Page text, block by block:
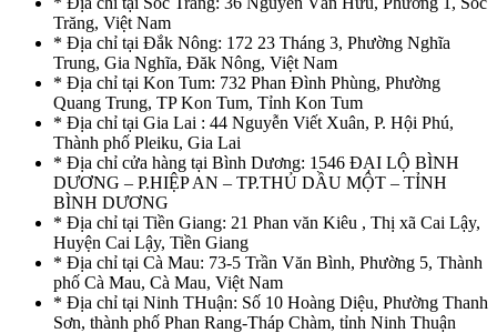
Trăng, Việt Nam
* Địa chỉ tại Đắk Nông: 172 23 Tháng 3, Phường Nghĩa
Trung, Gia Nghĩa, Đăk Nông, Việt Nam
* Địa chỉ tại Kon Tum: 732 Phan Đình Phùng, Phường
Quang Trung, TP Kon Tum, Tỉnh Kon Tum
* Địa chỉ tại Gia Lai : 44 Nguyễn Viết Xuân, P. Hội Phú,
Thành phố Pleiku, Gia Lai
* Địa chỉ cửa hàng tại Bình Dương: 1546 ĐẠI LỘ BÌNH
DƯƠNG – P.HIỆP AN – TP.THỦ DẦU MỘT – TỈNH
BÌNH DƯƠNG
* Địa chỉ tại Tiền Giang: 21 Phan văn Kiêu , Thị xã Cai Lậy,
Huyện Cai Lậy, Tiền Giang
* Địa chỉ tại Cà Mau: 73-5 Trần Văn Bình, Phường 5, Thành
phố Cà Mau, Cà Mau, Việt Nam
* Địa chỉ tại Ninh THuận: Số 10 Hoàng Diệu, Phường Thanh
Sơn, thành phố Phan Rang-Tháp Chàm, tỉnh Ninh Thuận